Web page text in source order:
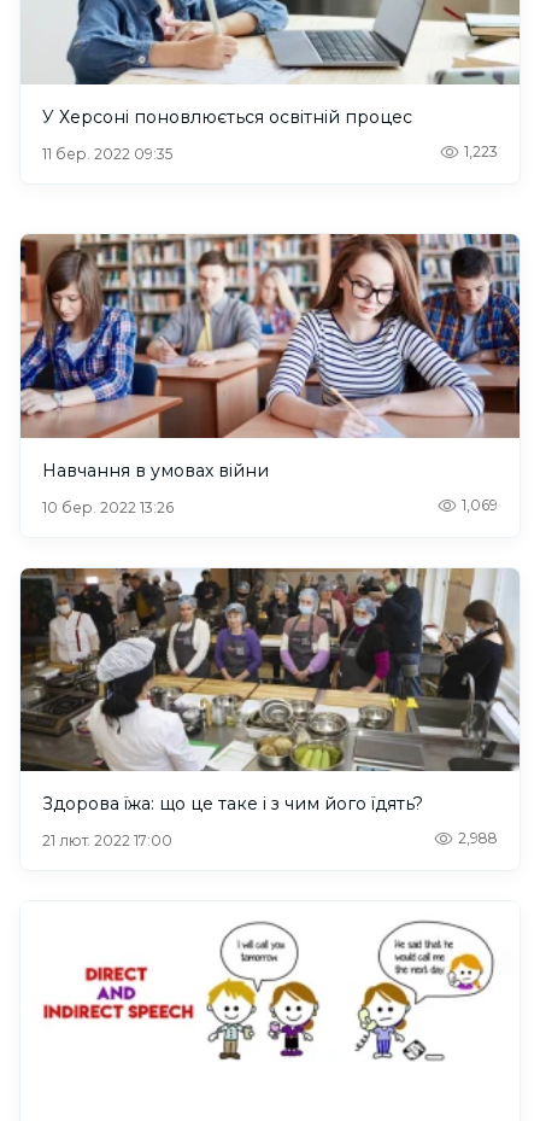
У Херсоні поновлюється освітній процес
11 бер. 2022 09:35 1,223
Навчання в умовах війни
10 бер. 2022 13:26 1,069
Здорова їжа: що це таке і з чим його їдять?
21 лют. 2022 17:00 2,988